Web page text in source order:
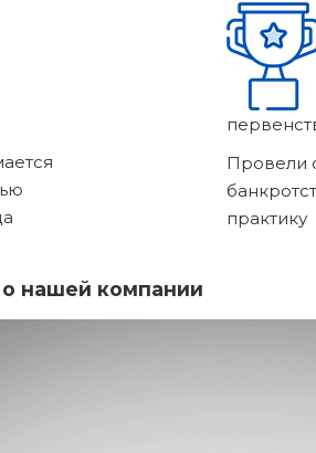
Провели
практику
нашей компании